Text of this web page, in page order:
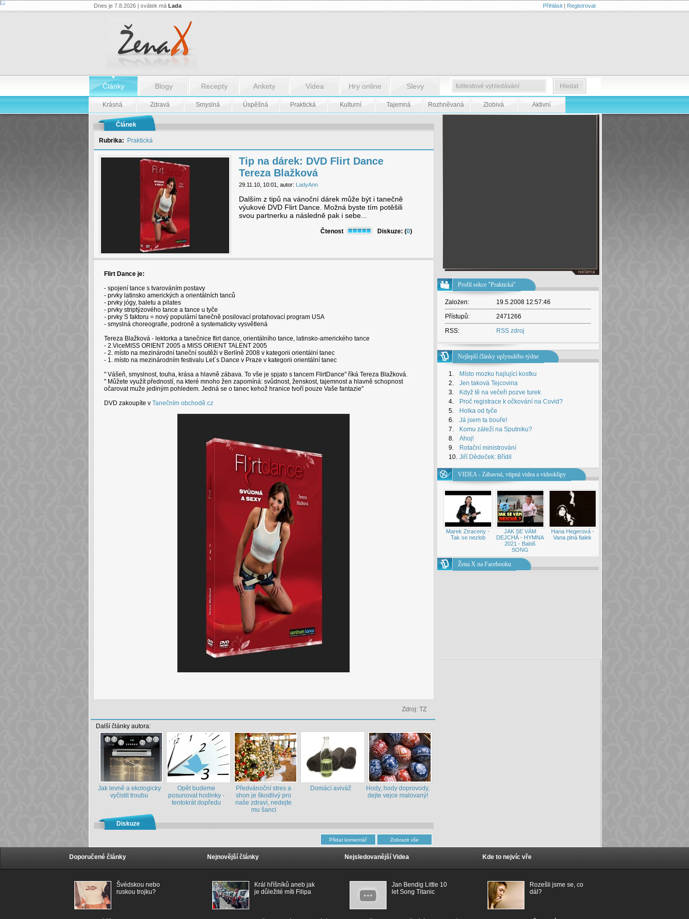
Tip
na
dárek:
Dnes je 7.8.2026 | svátek má Lada Přihlásit| Registrovat
Články Blogy Recepty Ankety Videa Hry online Slevy
Krásná Zdravá Smyslná Úspěšná Praktická Kulturní Tajemná Rozhněvaná Zlobivá Aktivní
Článek
Rubrika: Praktická
Tip na dárek: DVD Flirt Dance
Tereza Blažková
29.11.10, 10:01, autor: LadyAnn
Dalším z tipů na vánoční dárek může být i tanečně
výukové DVD Flirt Dance. Možná byste tím potěšili
svou partnerku a následně pak i sebe...
Čtenost Diskuze: (0)
Flirt Dance je:
- spojení tance s tvarováním postavy
- prvky latinsko amerických a orientálních tanců
- prvky jógy, baletu a pilates
- prvky striptýzového tance a tance u tyče
- prvky S faktoru = nový populární tanečně posilovací protahovací program USA
- smyslná choreografie, podroně a systematicky vysvětlená
Tereza Blažková - lektorka a tanečnice flirt dance, orientálního tance, latinsko-amerického tance
- 2.ViceMISS ORIENT 2005 a MISS ORIENT TALENT 2005
- 2. místo na mezinárodní taneční soutěži v Berlíně 2008 v kategorii orientální tanec
- 1. místo na mezinárodním festivalu Let´s Dance v Praze v kategorii orientální tanec
" Vášeň, smyslnost, touha, krása a hlavně zábava. To vše je spjato s tancem FlirtDance" říká Tereza Blažková.
" Můžete využít předností, na které mnoho žen zapomíná: svůdnost, ženskost, tajemnost a hlavně schopnost
očarovat muže jediným pohledem. Jedná se o tanec kehož hranice tvoří pouze Vaše fantazie"
DVD zakoupíte v Tanečním obchodě.cz
Zdroj: TZ
Další články autora:
Jak levně a ekologicky
vyčistit troubu
Opět budeme
posunovat hodinky -
tentokrát dopředu
Předvánoční stres a
shon je škodlivý pro
naše zdraví, nedejte
mu šanci
Domácí aviváž
Hody, hody doprovody,
dejte vejce malovaný!
Diskuze
Profil sekce "Praktická"
Založen:
19.5.2008 12:57:46
Přístupů:
2471266
RSS:
RSS zdroj
Nejlepší články uplynulého týdne
1.
Místo mozku hajlující kostku
2.
Jen taková Tejcovina
3.
Když tě na večeři pozve turek
4.
Proč registrace k očkování na Covid?
5.
Holka od tyče
6.
Já jsem ta bouře!
7.
Komu záleží na Sputniku?
8.
Ahoj!
9.
Rotační ministrování
10. Jiří Dědeček: Břídil
VIDEA - Zábavná, vtipná videa a videoklipy
Hana Hegerová -
Vana plná fialek
JAK SE VÁM
DEJCHÁ - HYMNA
2021 - Babiš
SONG
Marek Ztraceny -
Tak se nezlob
Žena X na Facebooku
Doporučené články
Švédskou nebo
ruskou trojku?
Nejnovější články
Král hříšníků aneb jak
je důležité míti Filipa
Nejsledovanější Videa
Jan Bendig Little 10
let Song Titanic
Kde to nejvíc vře
Rozešli jsme se, co
dál?